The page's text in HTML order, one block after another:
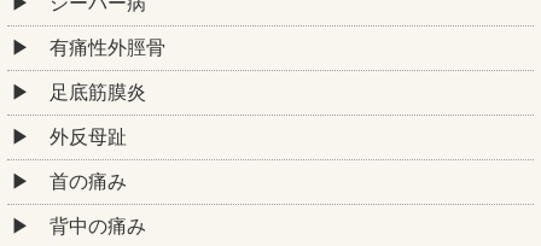
有痛性外脛骨
足底筋膜炎
外反母趾
首の痛み
背中の痛み